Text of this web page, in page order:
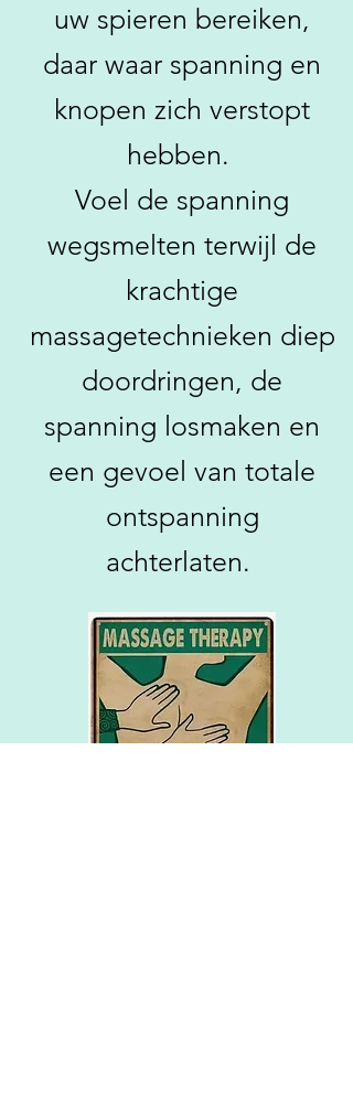
uw spieren bereiken,
daar waar spanning en
knopen zich verstopt
hebben.
Voel de spanning
wegsmelten terwijl de
krachtige
massagetechnieken diep
doordringen, de
spanning losmaken en
een gevoel van totale
ontspanning
achterlaten.